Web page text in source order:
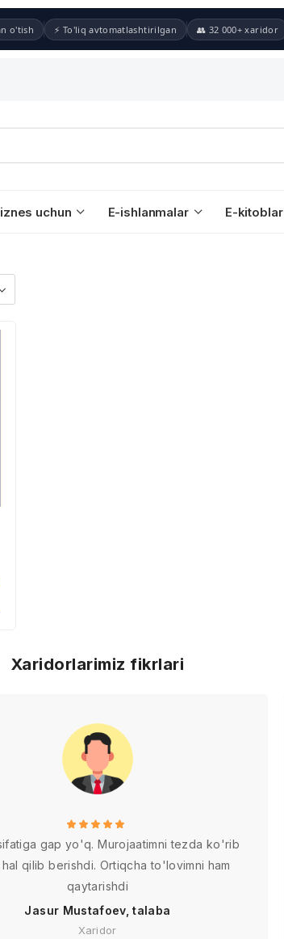
o'tish ⚡ To'liq avtomatlashtirilgan 👥 32 000+ xaridor
uchun E-ishlanmalar E-kitoblar
Xaridorlarimiz fikrlari
gap yo'q. Murojaatimni tezda ko'rib
qilib berishdi. Ortiqcha to'lovimni ham
qaytarishdi
Jasur Mustafoev, talaba
Xaridor